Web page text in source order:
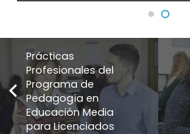
Prácticas
Profesionales del
Programa de
Pedagogía en
Educación Media
para Licenciados